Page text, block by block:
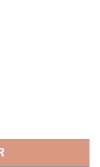
5000 mAh,